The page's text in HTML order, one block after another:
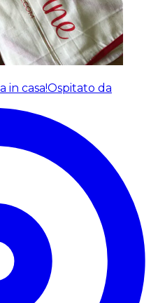
in casa!Ospitato da